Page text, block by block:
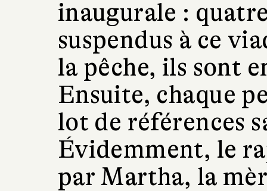
inaugurale :
suspendus à ce
la pêche, ils sont
Ensuite, chaque
lot de références
Évidemment, le
par Martha, la